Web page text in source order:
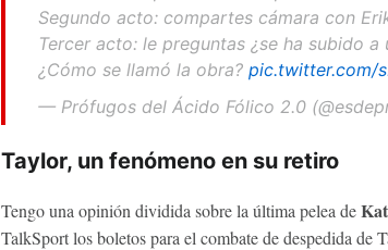
Segundo acto: compartes cámara con
Tercer acto: le preguntas ¿se ha subido a
¿Cómo se llamó la obra? pic.twitter.com/
— Prófugos del Ácido Fólico 2.0
Taylor, un fenómeno en su retiro
Tengo una opinión dividida sobre la última pelea de
TalkSport los boletos para el combate de despedida de